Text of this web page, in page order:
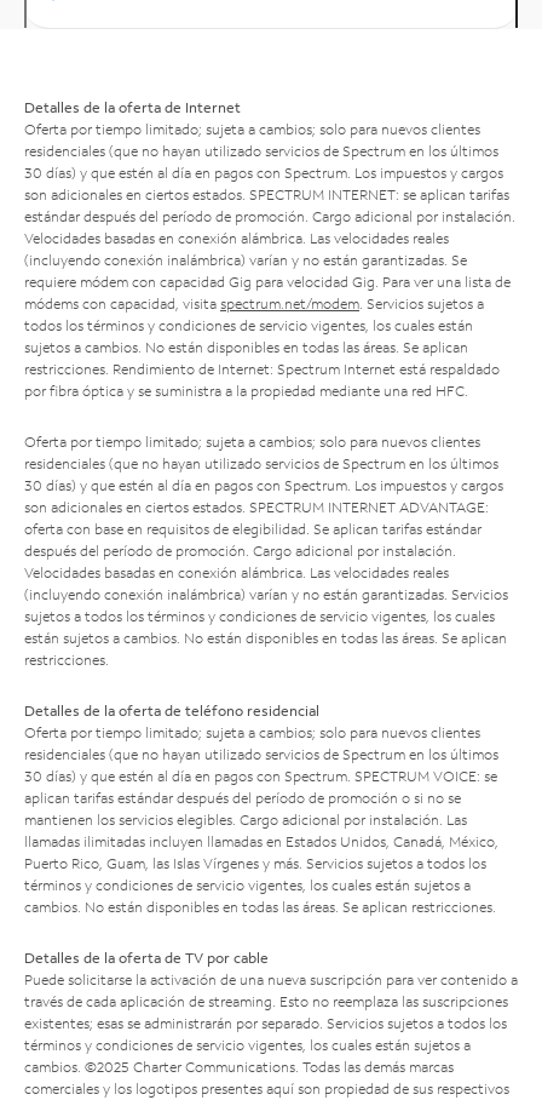
Detalles de la oferta de Internet
Oferta por tiempo limitado; sujeta a cambios; solo para nuevos clientes
residenciales (que no hayan utilizado servicios de Spectrum en los últimos
30 días) y que estén al día en pagos con Spectrum. Los impuestos y cargos
son adicionales en ciertos estados. SPECTRUM INTERNET: se aplican tarifas
estándar después del período de promoción. Cargo adicional por instalación.
Velocidades basadas en conexión alámbrica. Las velocidades reales
(incluyendo conexión inalámbrica) varían y no están garantizadas. Se
requiere módem con capacidad Gig para velocidad Gig. Para ver una lista de
módems con capacidad, visita spectrum.net/modem . Servicios sujetos a
todos los términos y condiciones de servicio vigentes, los cuales están
sujetos a cambios. No están disponibles en todas las áreas. Se aplican
restricciones. Rendimiento de Internet: Spectrum Internet está respaldado
por fibra óptica y se suministra a la propiedad mediante una red HFC.
Oferta por tiempo limitado; sujeta a cambios; solo para nuevos clientes
residenciales (que no hayan utilizado servicios de Spectrum en los últimos
30 días) y que estén al día en pagos con Spectrum. Los impuestos y cargos
son adicionales en ciertos estados. SPECTRUM INTERNET ADVANTAGE:
oferta con base en requisitos de elegibilidad. Se aplican tarifas estándar
después del período de promoción. Cargo adicional por instalación.
Velocidades basadas en conexión alámbrica. Las velocidades reales
(incluyendo conexión inalámbrica) varían y no están garantizadas. Servicios
sujetos a todos los términos y condiciones de servicio vigentes, los cuales
están sujetos a cambios. No están disponibles en todas las áreas. Se aplican
restricciones.
Detalles de la oferta de teléfono residencial
Oferta por tiempo limitado; sujeta a cambios; solo para nuevos clientes
residenciales (que no hayan utilizado servicios de Spectrum en los últimos
30 días) y que estén al día en pagos con Spectrum. SPECTRUM VOICE: se
aplican tarifas estándar después del período de promoción o si no se
mantienen los servicios elegibles. Cargo adicional por instalación. Las
llamadas ilimitadas incluyen llamadas en Estados Unidos, Canadá, México,
Puerto Rico, Guam, las Islas Vírgenes y más. Servicios sujetos a todos los
términos y condiciones de servicio vigentes, los cuales están sujetos a
cambios. No están disponibles en todas las áreas. Se aplican restricciones.
Detalles de la oferta de TV por cable
Puede solicitarse la activación de una nueva suscripción para ver contenido a
través de cada aplicación de streaming. Esto no reemplaza las suscripciones
existentes; esas se administrarán por separado. Servicios sujetos a todos los
términos y condiciones de servicio vigentes, los cuales están sujetos a
cambios. ©2025 Charter Communications. Todas las demás marcas
comerciales y los logotipos presentes aquí son propiedad de sus respectivos